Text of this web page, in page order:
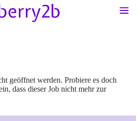
geöffnet werden. Probiere es doch
dass dieser Job nicht mehr zur